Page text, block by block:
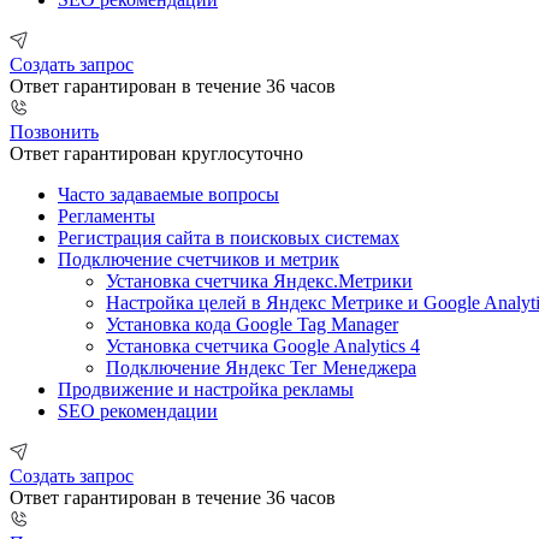
Создать запрос
Ответ гарантирован в течение 36 часов
Позвонить
Ответ гарантирован круглосуточно
Часто задаваемые вопросы
Регламенты
Регистрация сайта в поисковых системах
Подключение счетчиков и метрик
Установка счетчика Яндекс.Метрики
Настройка целей в Яндекс Метрике и Google
Установка кода Google Tag Manager
Установка счетчика Google Analytics 4
Подключение Яндекс Тег Менеджера
Продвижение и настройка рекламы
SEO рекомендации
Создать запрос
Ответ гарантирован в течение 36 часов